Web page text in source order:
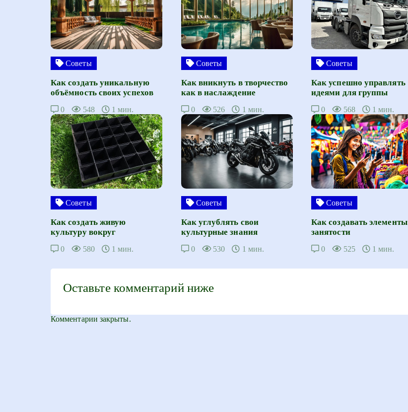
Советы
Как создать уникальную
объёмность своих успехов
0 548 1 мин.
Советы
Как вникнуть в творчество
как в наслаждение
0 526 1 мин.
Советы
Как успешно управлять
идеями для группы
0 568 1 мин.
Советы
Как создать живую
культуру вокруг
0 580 1 мин.
Советы
Как углублять свои
культурные знания
0 530 1 мин.
Советы
Как создавать элементы
занятости
0 525 1 мин.
Оставьте комментарий ниже
Комментарии закрыты.